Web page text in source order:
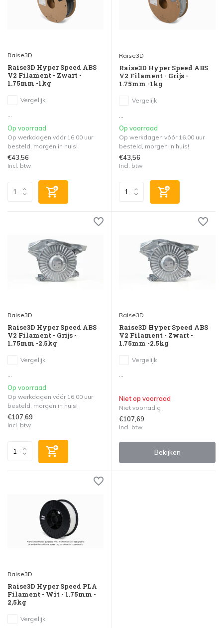
Raise3D
Raise3D Hyper Speed ABS
V2 Filament - Zwart -
1.75mm -1kg
Vergelijk
Op voorraad
Op werkdagen vóór 16.00 uur
besteld, morgen in huis!
€43,56
Incl. btw
Raise3D
Raise3D Hyper Speed ABS
V2 Filament - Grijs -
1.75mm -1kg
Vergelijk
Op voorraad
Op werkdagen vóór 16.00 uur
besteld, morgen in huis!
€43,56
Incl. btw
Raise3D
Raise3D Hyper Speed ABS
V2 Filament - Grijs -
1.75mm -2.5kg
Vergelijk
Op voorraad
Op werkdagen vóór 16.00 uur
besteld, morgen in huis!
€107,69
Incl. btw
Raise3D
Raise3D Hyper Speed ABS
V2 Filament - Zwart -
1.75mm -2.5kg
Vergelijk
...
Niet op voorraad
Niet voorradig
€107,69
Incl. btw
Bekijken
Raise3D
Raise3D Hyper Speed PLA
Filament - Wit - 1.75mm -
2,5kg
Vergelijk